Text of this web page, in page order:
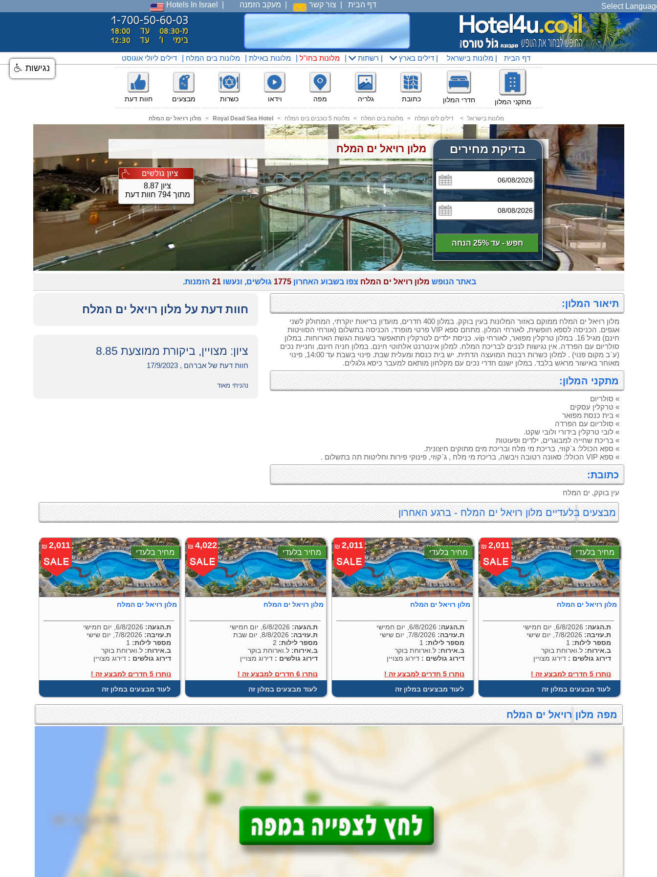
Hotels In Israel מעקב הזמנה צור קשר דף הבית Select
דילים ליולי אוגוסט מלונות בים המלח מלונות באילת מלונות בחו"ל רשתות | דילים בארץ | מלונות בישראל | דף הבית
חוות דעת מבצעים כשרות וידאו מפה גלריה כתובת חדרי המלון מתקני המלון
מלון רויאל ים המלח < Royal Dead Sea Hotel < מלונות 5 כוכבים בים המלח < מלונות בים המלח < דילים לים המלח < מלונות בישראל
מלון רויאל ים המלח
ציון 8.87
מתוך 794 חוות דעת
בדיקת מחירים
חפש - עד 25% הנחה
באתר הנופש מלון רויאל ים המלח צפו בשבוע האחרון 1775 גולשים, ונעשו 21 הזמנות.
חוות דעת על מלון רויאל ים המלח
ציון: מצויין, ביקורת ממוצעת 8.85
חוות דעת של אברהם , 17/9/2023
נהניתי מאוד
תיאור המלון:
מלון רויאל ים המלח ממוקם באזור המלונות בעין בוקק. במלון 400 חדרים, מועדון בריאות יוקרתי, המחולק לשני
אגפים. הכניסה לספא חופשית, לאורחי המלון. מתחם ספא VIP פרטי מופרד, הכניסה בתשלום (אורחי הסוויטות
חינם) מגיל 16. במלון טרקלין מפואר, לאורחי vip. כניסת ילדים לטרקלין תתאפשר בשעות הגשת הארוחות. במלון
סולריום עם הפרדה. אין נגישות לנכים לבריכת המלח. למלון אינטרנט אלחוטי חינם. במלון חניה חינם, וחניית נכים
(ע`ב מקום פנוי) . למלון כשרות רבנות המועצה הדתית. יש בית כנסת ומעלית שבת. פינוי בשבת עד 14:00, פינוי
מאוחר באישור מראש בלבד. במלון ישנם חדרי נכים עם מקלחון מותאם למעבר כיסא גלגלים.
מתקני המלון:
» סולריום
» טרקלין עסקים
» בית כנסת מפואר
» סולריום עם הפרדה
» לובי טרקלין בידורי ולובי שקט.
» בריכת שחייה למבוגרים, ילדים ופעוטות
» ספא הכולל: ג`קוזי, בריכת מי מלח ובריכת מים מתוקים חיצונית.
» ספא VIP הכולל: סאונה רטובה ויבשה, בריכת מי מלח , ג`קוזי, פינוקי פירות וחליטות תה בתשלום .
כתובת:
עין בוקק, ים המלח
מבצעים בלעדיים מלון רויאל ים המלח - ברגע האחרון
2,011
₪
מחיר בלעדי
מלון רויאל ים המלח
ת.הגעה:
ת.עזיבה: 7/8/2026, יום שישי
מספר לילות:
ב.אירוח: ל.וארוחת בוקר
דירוג גולשים : דירוג מצויין
נותרו 5 חדרים למבצע זה !
לעוד מבצעים במלון זה
2,011
₪
מחיר בלעדי
מלון רויאל ים המלח
ת.הגעה:
ת.עזיבה: 7/8/2026, יום שישי
מספר לילות:
ב.אירוח: ל.וארוחת בוקר
דירוג גולשים : דירוג מצויין
נותרו 5 חדרים למבצע זה !
לעוד מבצעים במלון זה
4,022
₪
מחיר בלעדי
מלון רויאל ים המלח
ת.הגעה:
ת.עזיבה: 8/8/2026, יום שבת
מספר לילות:
ב.אירוח: ל.וארוחת בוקר
דירוג גולשים : דירוג מצויין
נותרו 6 חדרים למבצע זה !
לעוד מבצעים במלון זה
2,011
₪
מחיר בלעדי
מלון רויאל ים המלח
ת.הגעה:
ת.עזיבה: 7/8/2026, יום שישי
מספר לילות:
ב.אירוח: ל.וארוחת בוקר
דירוג גולשים : דירוג מצויין
נותרו 5 חדרים למבצע זה !
לעוד מבצעים במלון זה
מפה מלון רויאל ים המלח
נגישות